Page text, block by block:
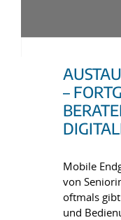
–
Mobile
von
oftmals
und